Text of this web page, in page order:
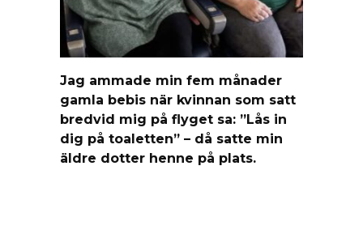
Jag ammade min fem månader
gamla bebis när kvinnan som satt
bredvid mig på flyget sa: ”Lås in
dig på toaletten” – då satte min
äldre dotter henne på plats.